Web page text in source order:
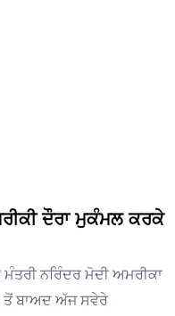
ਦੌਰਾ ਮੁਕੰਮਲ ਕਰਕੇ
ਨਰਿੰਦਰ ਮੋਦੀ ਅਮਰੀਕਾ
ਤੋਂ ਬਾਅਦ ਅੱਜ ਸਵੇਰੇ